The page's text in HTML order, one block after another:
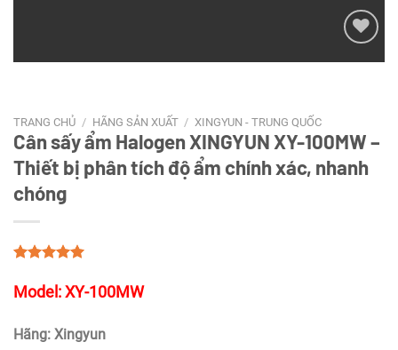
Add to
TRANG CHỦ / HÃNG SẢN XUẤT / XINGYUN - TRUNG QUỐC
Cân sấy ẩm Halogen XINGYUN XY-100MW –
Thiết bị phân tích độ ẩm chính xác, nhanh
chóng
Model: XY-100MW
Hãng: Xingyun